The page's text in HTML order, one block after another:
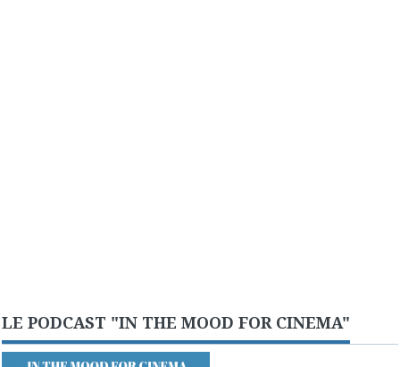
LE PODCAST "IN THE MOOD FOR CINEMA"